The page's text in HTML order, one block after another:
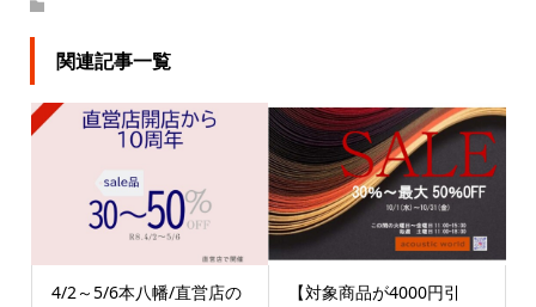
関連記事一覧
4/2～5/6本八幡/直営店の
【対象商品が4000円引